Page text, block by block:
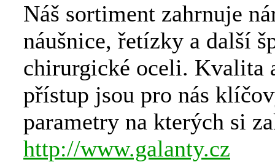
Náš sortiment zahrnuje
náušnice, řetízky a další
chirurgické oceli. Kvalita
přístup jsou pro nás
parametry na kterých si
http://www.galanty.cz